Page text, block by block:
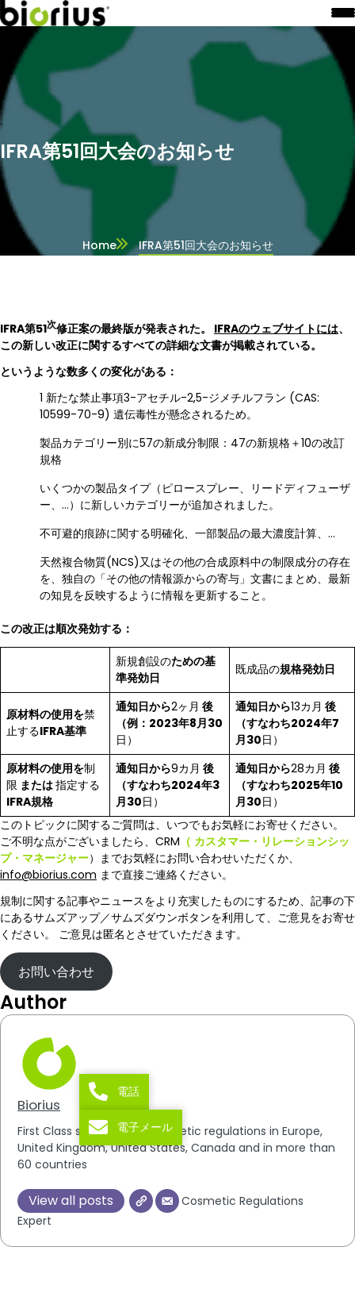
IFRA第51回大会のお知らせ
Home IFRA第51回大会のお知らせ
IFRA第51次修正案の最終版が発表された。 IFRAのウェブサイトには、
この新しい改正に関するすべての詳細な文書が掲載されている。
というような数多くの変化がある：
1 新たな禁止事項3-アセチル-2,5-ジメチルフラン (CAS:
10599-70-9) 遺伝毒性が懸念されるため。
製品カテゴリー別に57の新成分制限：47の新規格＋10の改訂
規格
いくつかの製品タイプ（ピロースプレー、リードディフューザ
ー、…）に新しいカテゴリーが追加されました。
不可避的痕跡に関する明確化、一部製品の最大濃度計算、…
天然複合物質(NCS)又はその他の合成原料中の制限成分の存在
を、独自の「その他の情報源からの寄与」文書にまとめ、最新
の知見を反映するように情報を更新すること。
この改正は順次発効する：
新規創設のための基
準発効日
既成品の規格発効日
原材料の使用を禁
止するIFRA基準
通知日から2ヶ月 後
（例：2023年8月30
日）
通知日から13カ月 後
（すなわち2024年7
月30日）
原材料の使用を制
限 または指定する
IFRA規格
通知日から9カ月 後
（すなわち2024年3
月30日）
通知日から28カ月 後
（すなわち2025年10
月30日）
このトピックに関するご質問は、いつでもお気軽にお寄せください。
ご不明な点がございましたら、CRM （ カスタマー・リレーションシッ
プ・マネージャー）までお気軽にお問い合わせいただくか、
info@biorius.com まで直接ご連絡ください。
規制に関する記事やニュースをより充実したものにするため、記事の下
にあるサムズアップ／サムズダウンボタンを利用して、ご意見をお寄せ
ください。 ご意見は匿名とさせていただきます。
お問い合わせ
Author
Biorius
First Class specialists in cosmetic regulations in Europe,
United Kingdom, United States, Canada and in more than
60 countries
View all posts
Cosmetic Regulations
Expert
電話
電子メール